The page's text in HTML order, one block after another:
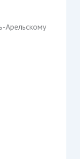
Арельскому